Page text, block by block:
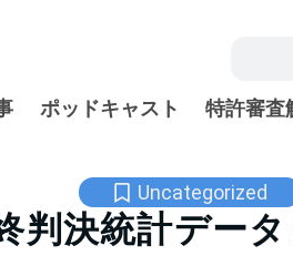
ポッドキャスト 特許審査
Uncategorized
判決統計デー